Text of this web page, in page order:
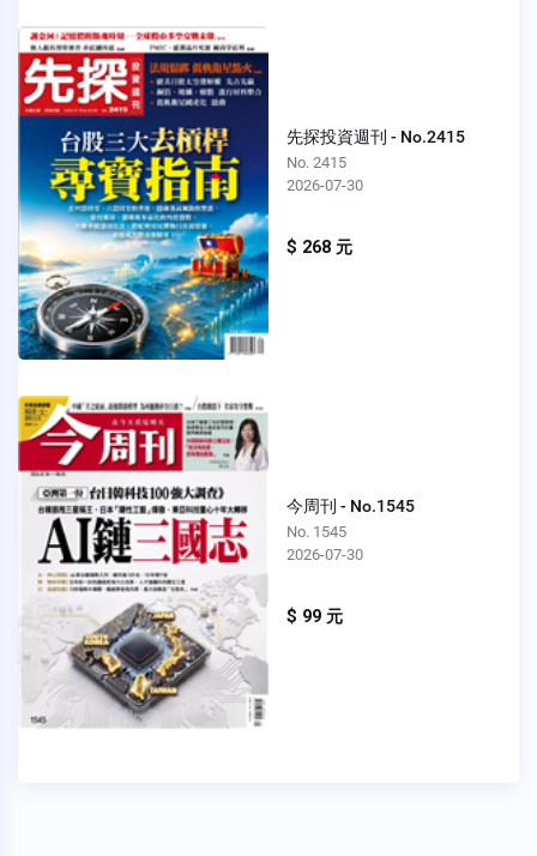
先探投資週刊 - No.2415
No. 2415
2026-07-30
$ 268 元
今周刊 - No.1545
No. 1545
2026-07-30
$ 99 元